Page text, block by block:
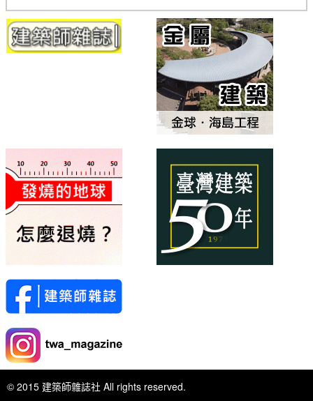
© 2015 建築師雜誌社 All rights reserved.